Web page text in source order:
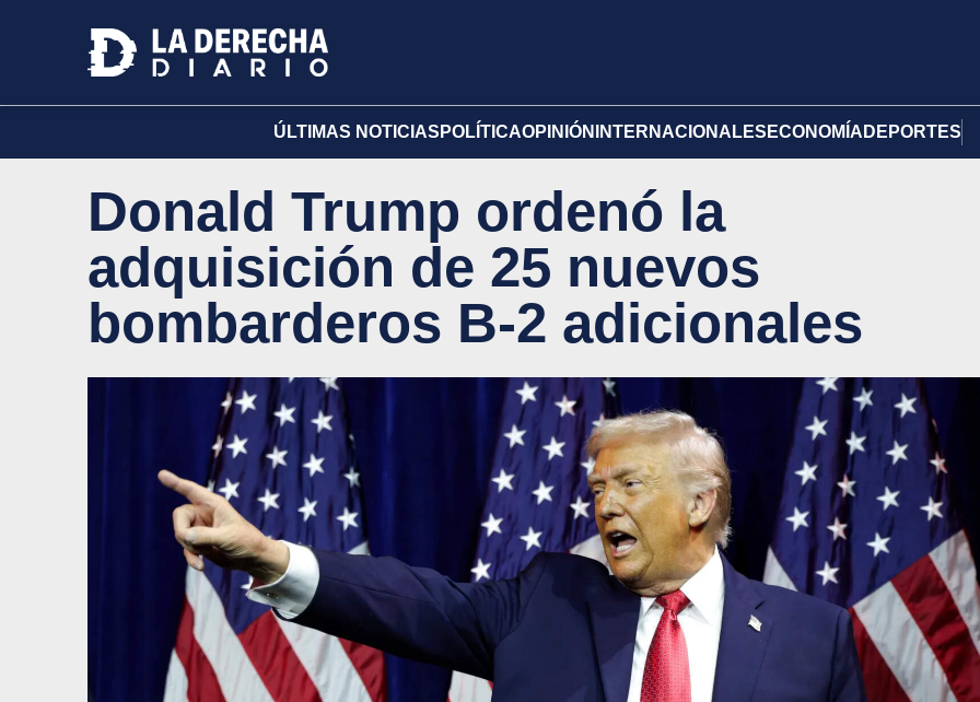
ÚLTIMAS NOTICIAS POLÍTICAOPINIÓN INTERNACIONALES ECONOMÍA DEPORTES
Donald Trump ordenó la
adquisición de 25 nuevos
bombarderos B-2 adicionales